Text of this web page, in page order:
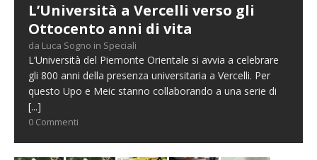
L’Università a Vercelli verso gli
Ottocento anni di vita
da Luca Sogno in Speciali
L’Università del Piemonte Orientale si avvia a celebrare
gli 800 anni della presenza universitaria a Vercelli. Per
questo Upo e Meic stanno collaborando a una serie di
[...]
0 Commenti